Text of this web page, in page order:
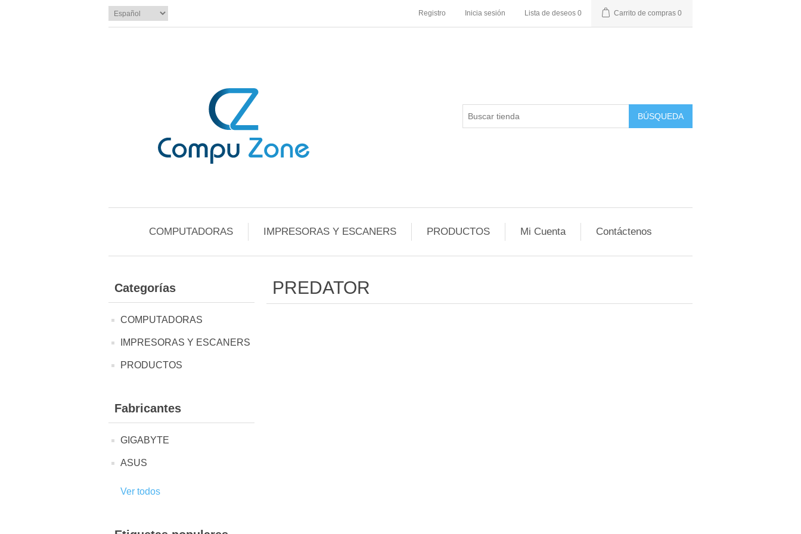
Registro Inicia sesión Lista de deseos 0 Carrito de compras 0
BÚSQUEDA
COMPUTADORAS IMPRESORAS Y ESCANERS PRODUCTOS Mi Cuenta Contáctenos
Categorías
COMPUTADORAS
IMPRESORAS Y ESCANERS
PRODUCTOS
Fabricantes
GIGABYTE
ASUS
Ver todos
PREDATOR